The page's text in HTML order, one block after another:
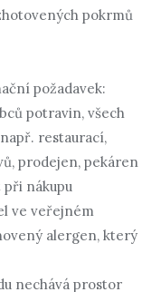
pokrmů
požadavek:
potravin, všech
restaurací,
prodejen, pekáren
při nákupu
ve veřejném
alergen, který
nechává prostor